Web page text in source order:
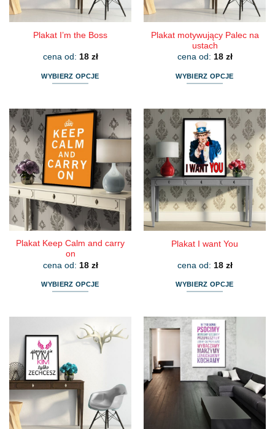
produktu
produktu
Plakat I’m the Boss
cena od: 18 zł
WYBIERZ OPCJE
ma
wiele
wariantów.
Opcje
można
wybrać
na
stronie
produktu
Plakat motywujący Palec na
ustach
cena od: 18 zł
WYBIERZ OPCJE
ma
wiele
wariantów.
Opcje
można
wybrać
na
stronie
produktu
Plakat Keep Calm and carry
on
cena od: 18 zł
WYBIERZ OPCJE
wiele
wariantów.
Opcje
można
wybrać
na
stronie
Plakat I want You
cena od: 18 zł
WYBIERZ OPCJE
ma
wiele
wariantów.
Opcje
można
wybrać
na
stronie